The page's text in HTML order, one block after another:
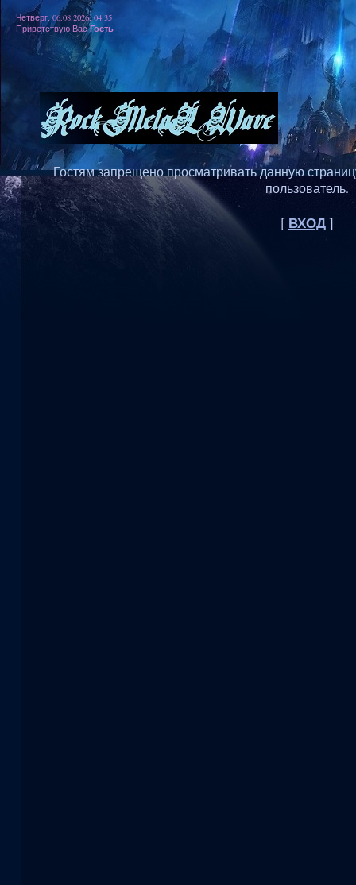
Четверг, 06.08.2026, 04:35
Приветствую Вас Гость
Гостям запрещено просматривать данную
пользователь.
[ ВХОД]